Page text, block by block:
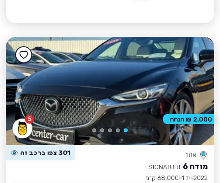
5
אזור 301 צפו ברכב זה
מזדה 6
SIGNATURE
2022 יד 1
68,000 ק״מ
2,000 ₪ הנחה